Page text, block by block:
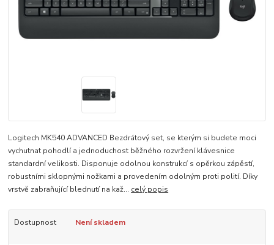
Logitech MK540 ADVANCED Bezdrátový set, se kterým si budete moci
vychutnat pohodlí a jednoduchost běžného rozvržení klávesnice
standardní velikosti. Disponuje odolnou konstrukcí s opěrkou zápěstí,
robustními sklopnými nožkami a provedením odolným proti polití. Díky
vrstvě zabraňující blednutí na kaž... celý popis
Dostupnost Není skladem